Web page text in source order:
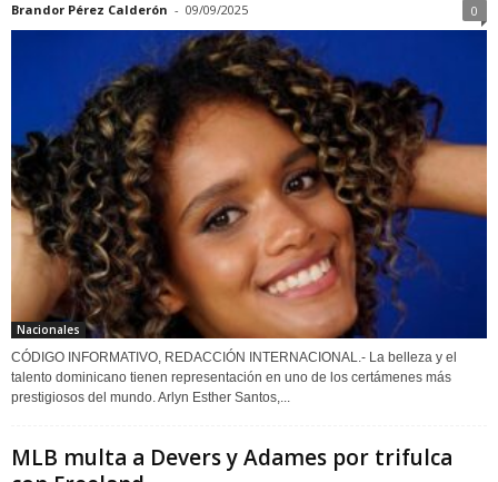
Brandor Pérez Calderón - 09/09/2025 0
Nacionales
CÓDIGO INFORMATIVO, REDACCIÓN INTERNACIONAL.- La belleza y el
talento dominicano tienen representación en uno de los certámenes más
prestigiosos del mundo. Arlyn Esther Santos,...
MLB multa a Devers y Adames por trifulca